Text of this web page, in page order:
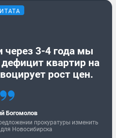
через 3-4 года мы
квартир на
рост цен.
Богомолов
прокуратуры изменить
Новосибирска